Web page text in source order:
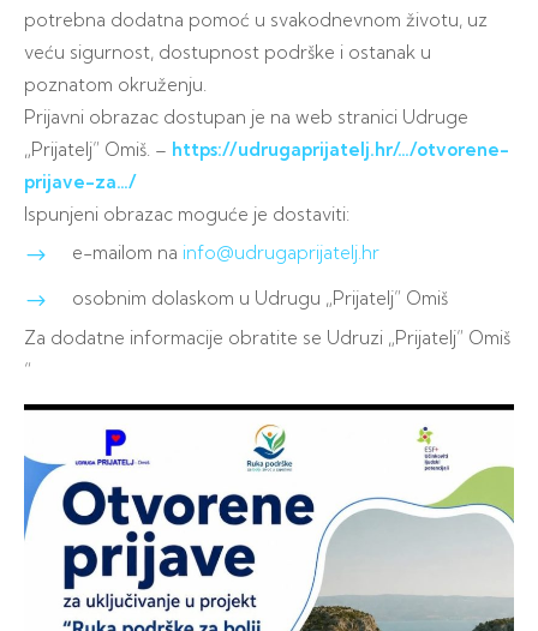
potrebna dodatna pomoć u svakodnevnom životu, uz
veću sigurnost, dostupnost podrške i ostanak u
poznatom okruženju.
Prijavni obrazac dostupan je na web stranici Udruge
„Prijatelj” Omiš. – https://udrugaprijatelj.hr/…/otvorene-
prijave-za…/
Ispunjeni obrazac moguće je dostaviti:
e-mailom na info@udrugaprijatelj.hr
osobnim dolaskom u Udrugu „Prijatelj” Omiš
Za dodatne informacije obratite se Udruzi „Prijatelj” Omiš
“